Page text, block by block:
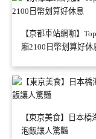
【京都車站網咖】
廂2100日幣划算好休
【東京美食】日本
泡飯讓人驚豔